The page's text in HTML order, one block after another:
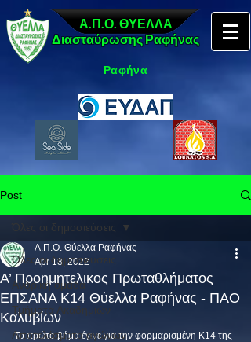
Α.Π.Ο. ΘΥΕΛΛΑ
Διασταύρωσης Ραφήνας
Ραφήνα
Post
Όλες οι δημοσιεύσεις
Ανδρική ομάδα
Τμήματα Ακαδημιών
Αποτελέσματα αγώνων
Όλες οι δημοσιεύσεις
Α’ Προημητελικος Πρωταθλήματος
ΕΠΣΑΝΑ Κ14 Θύελλα Ραφήνας - ΠΑΟ
Καλυβίων
Α.Π.Ο. Θύελλα Ραφήνας
Apr 18, 2022
Το πρώτο βήμα έγινε για την φορμαρισμένη Κ14 της